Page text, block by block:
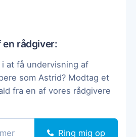
rådgiver:
at få undervisning af
som Astrid? Modtag et
fra en af vores rådgivere
Ring mig op